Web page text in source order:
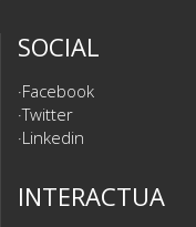
SOCIAL
Facebook
Twitter
Linkedin
INTERACTUA